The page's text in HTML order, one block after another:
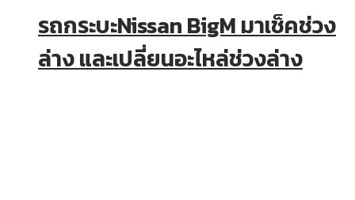
รถกระบะNissan BigM มาเช็คช่วง
ล่าง และเปลี่ยนอะไหล่ช่วงล่าง